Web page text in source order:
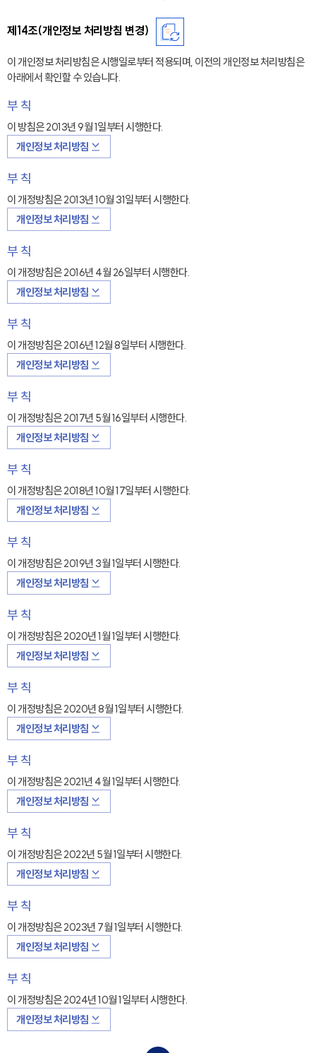
제14조(개인정보 처리방침 변경)
이 개인정보 처리방침은 시행일로부터 적용되며, 이전의 개인정보 처리방침은
아래에서 확인할 수 있습니다.
부 칙
이 방침은 2013년 9월 1일부터 시행한다.
개인정보 처리방침
부 칙
이 개정방침은 2013년 10월 31일부터 시행한다.
개인정보 처리방침
부 칙
이 개정방침은 2016년 4월 26일부터 시행한다.
개인정보 처리방침
부 칙
이 개정방침은 2016년 12월 8일부터 시행한다.
개인정보 처리방침
부 칙
이 개정방침은 2017년 5월 16일부터 시행한다.
개인정보 처리방침
부 칙
이 개정방침은 2018년 10월 17일부터 시행한다.
개인정보 처리방침
부 칙
이 개정방침은 2019년 3월 1일부터 시행한다.
개인정보 처리방침
부 칙
이 개정방침은 2020년 1월 1일부터 시행한다.
개인정보 처리방침
부 칙
이 개정방침은 2020년 8월 1일부터 시행한다.
개인정보 처리방침
부 칙
이 개정방침은 2021년 4월 1일부터 시행한다.
개인정보 처리방침
부 칙
이 개정방침은 2022년 5월 1일부터 시행한다.
개인정보 처리방침
부 칙
이 개정방침은 2023년 7월 1일부터 시행한다.
개인정보 처리방침
부 칙
이 개정방침은 2024년 10월 1일부터 시행한다.
개인정보 처리방침